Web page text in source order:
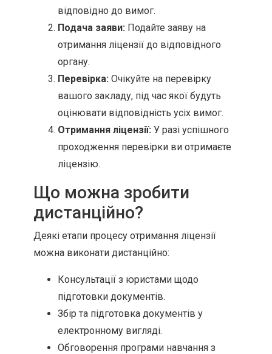
відповідно до вимог.
Подача заяви: Подайте заяву на
отримання ліцензії до відповідного
органу.
Перевірка: Очікуйте на перевірку
вашого закладу, під час якої будуть
оцінювати відповідність усіх вимог.
Отримання ліцензії: У разі успішного
проходження перевірки ви отримаєте
ліцензію.
Що можна зробити
дистанційно?
Деякі етапи процесу отримання ліцензії
можна виконати дистанційно:
Консультації з юристами щодо
підготовки документів.
Збір та підготовка документів у
електронному вигляді.
Обговорення програми навчання з